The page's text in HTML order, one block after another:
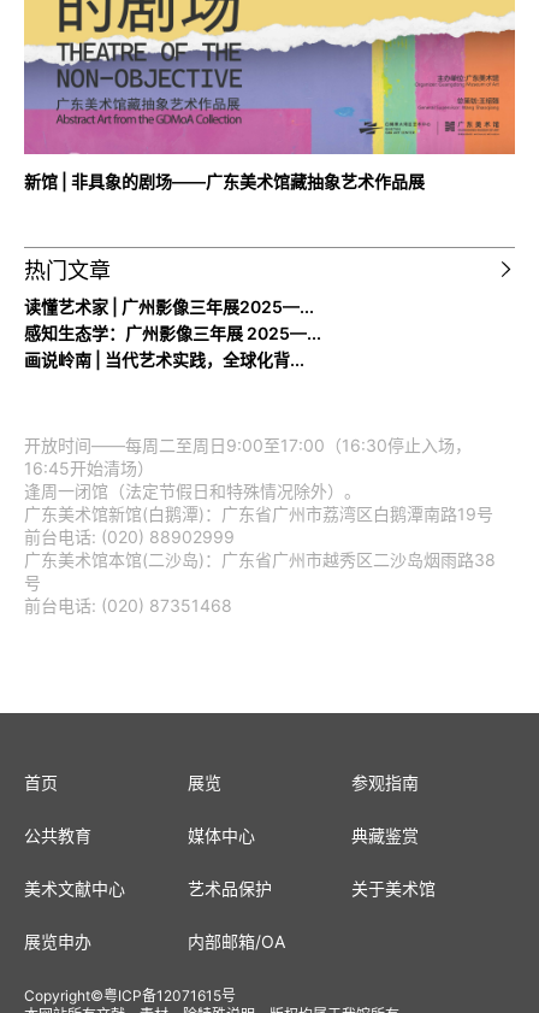
新馆 | 非具象的剧场——广东美术馆藏抽象艺术作品展
热门文章
读懂艺术家 | 广州影像三年展2025—...
感知生态学：广州影像三年展 2025—...
画说岭南 | 当代艺术实践，全球化背...
开放时间——每周二至周日9:00至17:00（16:30停止入场，
16:45开始清场）
逢周一闭馆（法定节假日和特殊情况除外）。
广东美术馆新馆(白鹅潭)：广东省广州市荔湾区白鹅潭南路19号
前台电话: (020) 88902999
广东美术馆本馆(二沙岛)：广东省广州市越秀区二沙岛烟雨路38
号
前台电话: (020) 87351468
首页 展览 参观指南
公共教育 媒体中心 典藏鉴赏
美术文献中心 艺术品保护 关于美术馆
展览申办 内部邮箱/OA
Copyright©粤ICP备12071615号